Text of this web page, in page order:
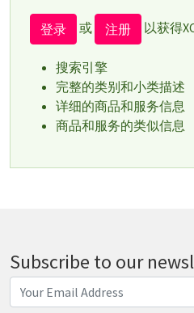
登录 或 注册 以获得
搜索引擎
完整的类别和小类描述
详细的商品和服务信息
商品和服务的类似信息
Subscribe to our